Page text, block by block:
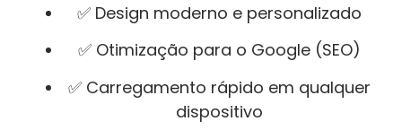
✅ Design moderno e personalizado
✅ Otimização para o Google (SEO)
✅ Carregamento rápido em qualquer
dispositivo